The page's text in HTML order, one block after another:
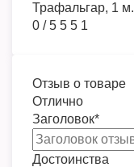
Трафальгар, 1
0 /5 5 5 1
Отзыв о товаре
Отлично
Заголовок*
Достоинства